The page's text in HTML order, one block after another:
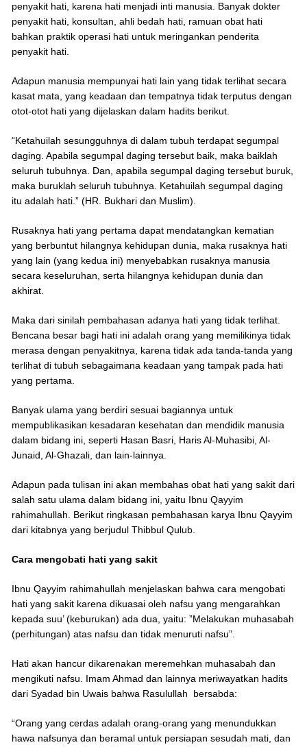
penyakit hati, karena hati menjadi inti manusia. Banyak dokter
penyakit hati, konsultan, ahli bedah hati, ramuan obat hati
bahkan praktik operasi hati untuk meringankan penderita
penyakit hati.
Adapun manusia mempunyai hati lain yang tidak terlihat secara
kasat mata, yang keadaan dan tempatnya tidak terputus dengan
otot-otot hati yang dijelaskan dalam hadits berikut.
“Ketahuilah sesungguhnya di dalam tubuh terdapat segumpal
daging. Apabila segumpal daging tersebut baik, maka baiklah
seluruh tubuhnya. Dan, apabila segumpal daging tersebut buruk,
maka buruklah seluruh tubuhnya. Ketahuilah segumpal daging
itu adalah hati.” (HR. Bukhari dan Muslim).
Rusaknya hati yang pertama dapat mendatangkan kematian
yang berbuntut hilangnya kehidupan dunia, maka rusaknya hati
yang lain (yang kedua ini) menyebabkan rusaknya manusia
secara keseluruhan, serta hilangnya kehidupan dunia dan
akhirat.
Maka dari sinilah pembahasan adanya hati yang tidak terlihat.
Bencana besar bagi hati ini adalah orang yang memilikinya tidak
merasa dengan penyakitnya, karena tidak ada tanda-tanda yang
terlihat di tubuh sebagaimana keadaan yang tampak pada hati
yang pertama.
Banyak ulama yang berdiri sesuai bagiannya untuk
mempublikasikan kesadaran kesehatan dan mendidik manusia
dalam bidang ini, seperti Hasan Basri, Haris Al-Muhasibi, Al-
Junaid, Al-Ghazali, dan lain-lainnya.
Adapun pada tulisan ini akan membahas obat hati yang sakit dari
salah satu ulama dalam bidang ini, yaitu Ibnu Qayyim
rahimahullah. Berikut ringkasan pembahasan karya Ibnu Qayyim
dari kitabnya yang berjudul Thibbul Qulub.
Cara mengobati hati yang sakit
Ibnu Qayyim rahimahullah menjelaskan bahwa cara mengobati
hati yang sakit karena dikuasai oleh nafsu yang mengarahkan
kepada suu’ (keburukan) ada dua, yaitu: ”Melakukan muhasabah
(perhitungan) atas nafsu dan tidak menuruti nafsu”.
Hati akan hancur dikarenakan meremehkan muhasabah dan
mengikuti nafsu. Imam Ahmad dan lainnya meriwayatkan hadits
dari Syadad bin Uwais bahwa Rasulullah bersabda:
“Orang yang cerdas adalah orang-orang yang menundukkan
hawa nafsunya dan beramal untuk persiapan sesudah mati, dan